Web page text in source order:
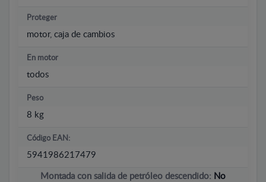
Proteger
motor, caja de cambios
En motor
todos
Peso
8 kg
Código EAN:
5941986217479
Montada con salida de petróleo descendido: No